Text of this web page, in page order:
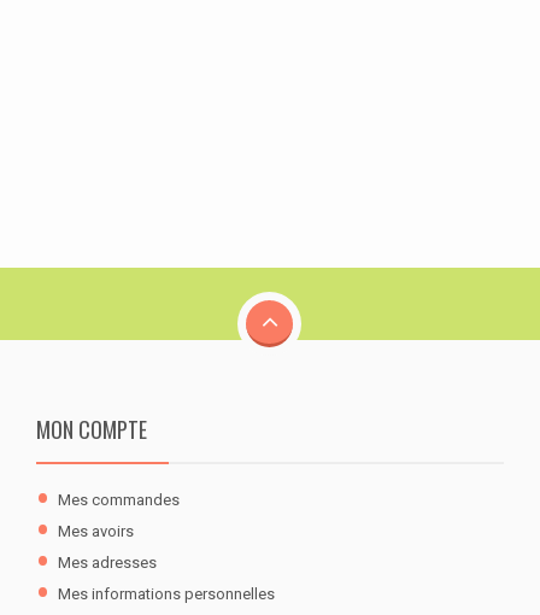
MON COMPTE
Mes commandes
Mes avoirs
Mes adresses
Mes informations personnelles